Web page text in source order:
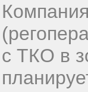
с ТКО в